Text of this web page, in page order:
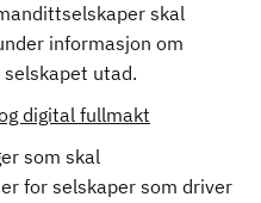
skal
informasjon om
utad.
digital fullmakt
som skal
for selskaper som driver